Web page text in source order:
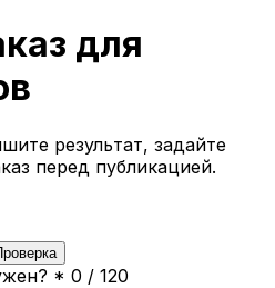
для
результат, задайте
перед публикацией.
* 0 / 120